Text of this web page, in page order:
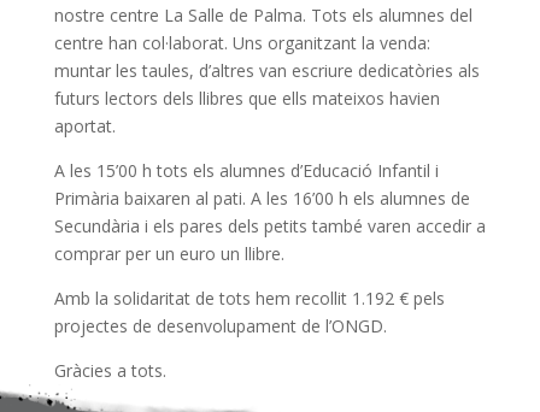
nostre centre La Salle de Palma. Tots els alumnes del
centre han col·laborat. Uns organitzant la venda:
muntar les taules, d’altres van escriure dedicatòries als
futurs lectors dels llibres que ells mateixos havien
aportat.
A les 15’00 h tots els alumnes d’Educació Infantil i
Primària baixaren al pati. A les 16’00 h els alumnes de
Secundària i els pares dels petits també varen accedir a
comprar per un euro un llibre.
Amb la solidaritat de tots hem recollit 1.192 € pels
projectes de desenvolupament de l’ONGD.
Gràcies a tots.